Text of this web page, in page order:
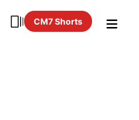
CM7 Shorts